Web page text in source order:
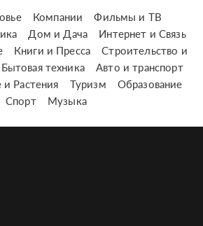
Компании
Фильмы и ТВ
Дом и Дача
Интернет и Связь
Книги и Пресса
Строительство и
Бытовая техника
Авто и транспорт
Растения Туризм
Образование
Спорт
Музыка